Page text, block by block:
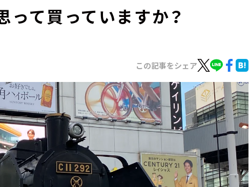
って買っていますか？
この記事をシェア